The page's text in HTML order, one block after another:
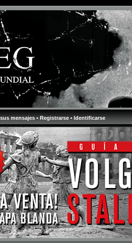
mensajes • Registrarse • Identificarse